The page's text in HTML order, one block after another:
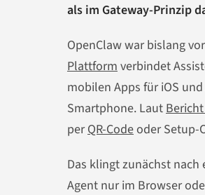
als im Gateway-Prinzip
OpenClaw war bislang
Plattform verbindet
mobilen Apps für iOS
Smartphone. Laut
perQR-Codeoder Setup-
Das klingt zunächst
Agent nur im Browser